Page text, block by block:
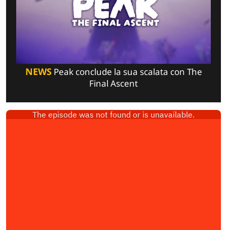
NEWSPeak conclude la sua scalata con The
Final Ascent